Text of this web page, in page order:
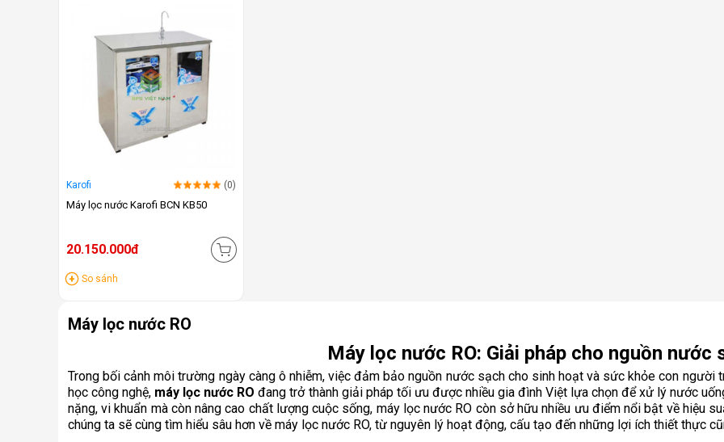
Karofi (0)
Máy lọc nước Karofi BCN KB50
20.150.000đ
So sánh
Máy lọc nước RO
Máy lọc nước RO: Giải pháp cho nguồn nước
Trong bối cảnh môi trường ngày càng ô nhiễm, việc đảm bảo nguồn nước sạch cho sinh hoạt và sức khỏe con người
học công nghệ, máy lọc nước RO đang trở thành giải pháp tối ưu được nhiều gia đình Việt lựa chọn để xử lý nước
nặng, vi khuẩn mà còn nâng cao chất lượng cuộc sống, máy lọc nước RO còn sở hữu nhiều ưu điểm nổi bật về hiệu
chúng ta sẽ cùng tìm hiểu sâu hơn về máy lọc nước RO, từ nguyên lý hoạt động, cấu tạo đến những lợi ích thiết thực